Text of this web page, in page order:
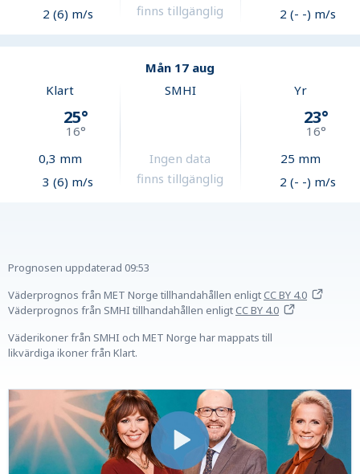
2 (6) m/s
finns tillgänglig
2 (- -) m/s
Mån 17 aug
Klart
25°
16°
0,3 mm
3 (6) m/s
SMHI
Ingen data
finns tillgänglig
Yr
23°
16°
25 mm
2 (- -) m/s
Prognosen uppdaterad 09:53
Väderprognos från MET Norge tillhandahållen enligtCC BY 4.0
Väderprognos från SMHI tillhandahållen enligtCC BY 4.0
Väderikoner från SMHI och MET Norge har mappats till
likvärdiga ikoner från Klart.